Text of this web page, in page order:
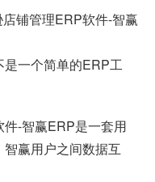
铺管理ERP软件-智赢
一个简单的ERP工
-智赢ERP是一套用
赢用户之间数据互